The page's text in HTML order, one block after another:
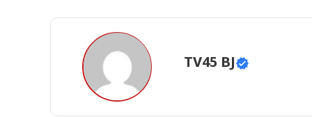
TV45 BJ